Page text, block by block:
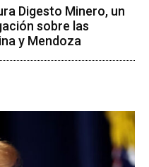
Digesto Minero, un
sobre las
y Mendoza